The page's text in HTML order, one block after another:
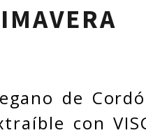
de
con